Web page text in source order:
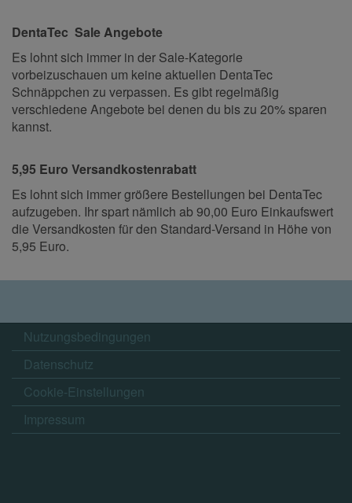
DentaTec Sale Angebote
Es lohnt sich immer in der Sale-Kategorie
vorbeizuschauen um keine aktuellen DentaTec
Schnäppchen zu verpassen. Es gibt regelmäßig
verschiedene Angebote bei denen du bis zu 20% sparen
kannst.
5,95 Euro Versandkostenrabatt
Es lohnt sich immer größere Bestellungen bei DentaTec
aufzugeben. Ihr spart nämlich ab 90,00 Euro Einkaufswert
die Versandkosten für den Standard-Versand in Höhe von
5,95 Euro.
Nutzungsbedingungen
Datenschutz
Cookie-Einstellungen
Impressum